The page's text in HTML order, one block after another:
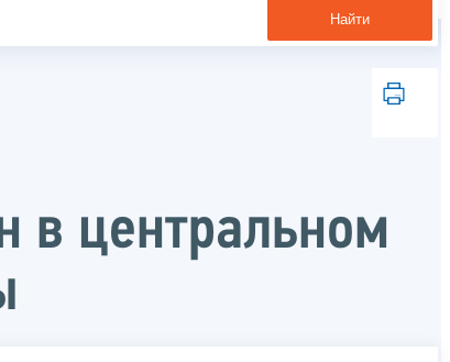
Найти
в центральном